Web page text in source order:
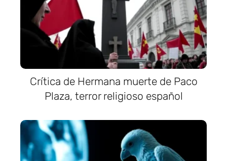
Crítica de Hermana muerte de Paco
Plaza, terror religioso español